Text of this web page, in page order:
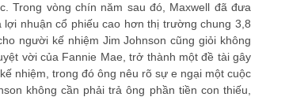
Trong vòng chín năm sau đó, Maxwell đã đưa
nhuận cổ phiếu cao hơn thị trường chung 3,8
người kế nhiệm Jim Johnson cũng giỏi không
vời của Fannie Mae, trở thành một đề tài gây
nhiệm, trong đó ông nêu rõ sự e ngại một cuộc
không cần phải trả ông phần tiền con thiếu,